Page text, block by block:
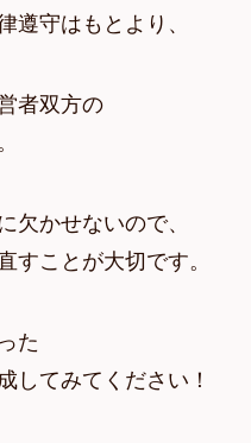
遵守はもとより、
者双方の
欠かせないので、
すことが大切です。
た
してみてください！